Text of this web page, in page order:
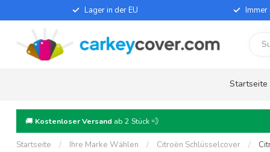
Lager in der EU
Startseite
🚚 Kostenloser Versand ab 2 Stück 💨
Startseite / Ihre Marke Wählen / Citroën Schlüsselcover /